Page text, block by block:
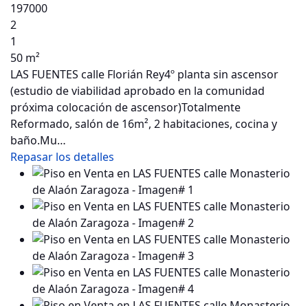
197000
2
1
50 m²
LAS FUENTES calle Florián Rey4º planta sin ascensor
(estudio de viabilidad aprobado en la comunidad
próxima colocación de ascensor)Totalmente
Reformado, salón de 16m², 2 habitaciones, cocina y
baño.Mu…
Repasar los detalles